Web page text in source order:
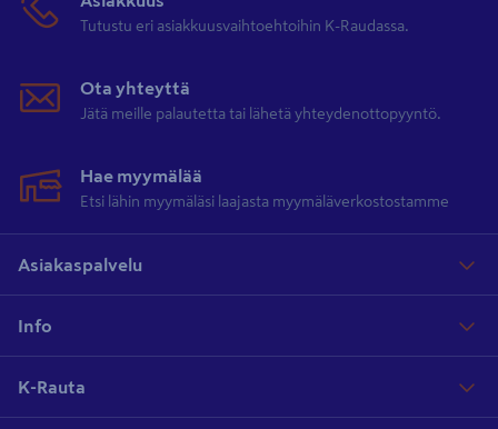
Tutustu eri asiakkuusvaihtoehtoihin K-Raudassa.
Ota yhteyttä
Jätä meille palautetta tai lähetä yhteydenottopyyntö.
Hae myymälää
Etsi lähin myymäläsi laajasta myymäläverkostostamme
Asiakaspalvelu
Info
K-Rauta